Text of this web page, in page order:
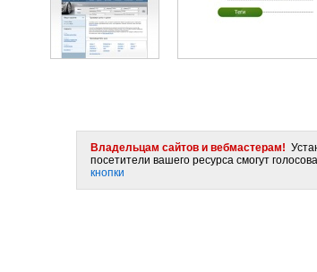
Владельцам сайтов и вебмастерам!
посетители вашего ресурса смогут
кнопки